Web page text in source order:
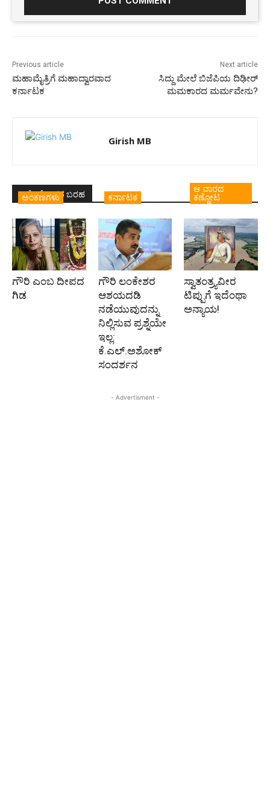
Previous article
ಮಹಾಮೈತ್ರಿಗೆ ಮಹಾದ್ವಾರವಾದ
ಕರ್ನಾಟಕ
Next article
ಸಿದ್ದು ಮೇಲೆ ಬಿಜೆಪಿಯ ದಿಢೀರ್
ಮಮಕಾರದ ಮರ್ಮವೇನು?
Girish MB
ಇದೇ ಲೇಖಕರ ಬರಹ
ಅಂಕಣಗಳು
ಗೌರಿ ಎಂಬ ದೀಪದ
ಗಿಡ
ಕರ್ನಾಟಕ
ಗೌರಿ ಲಂಕೇಶರ
ಆಶಯದಡಿ
ನಡೆಯುವುದನ್ನು
ನಿಲ್ಲಿಸುವ ಪ್ರಶ್ನೆಯೇ
ಇಲ್ಲ:
ಕೆ.ಎಲ್.ಅಶೋಕ್
ಸಂದರ್ಶನ
ಆ ವಾರದ
ಕಣ್ಣೋಟ
ಸ್ವಾತಂತ್ರ್ಯವೀರ
ಟಿಪ್ಪುಗೆ ಇದೆಂಥಾ
ಅನ್ಯಾಯ!
- Advertisment -